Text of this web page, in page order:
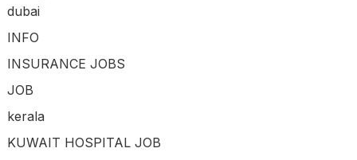
dubai
INFO
INSURANCE JOBS
JOB
kerala
KUWAIT HOSPITAL JOB